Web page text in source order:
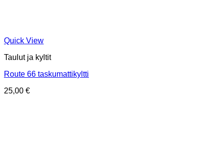
Quick View
Taulut ja kyltit
Route 66 taskumattikyltti
25,00 €